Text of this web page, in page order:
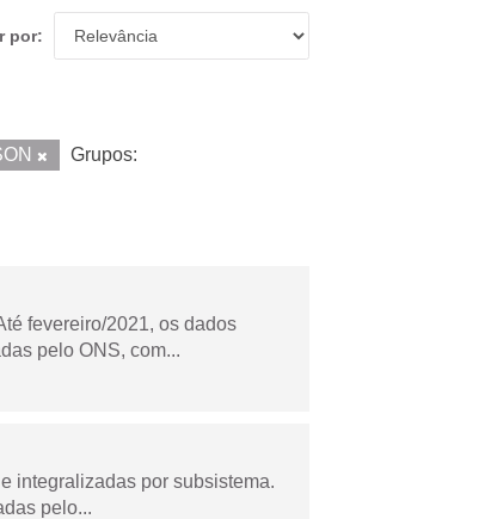
por
Grupos:
fevereiro/2021, os dados
pelo ONS, com...
integralizadas por subsistema.
pelo...